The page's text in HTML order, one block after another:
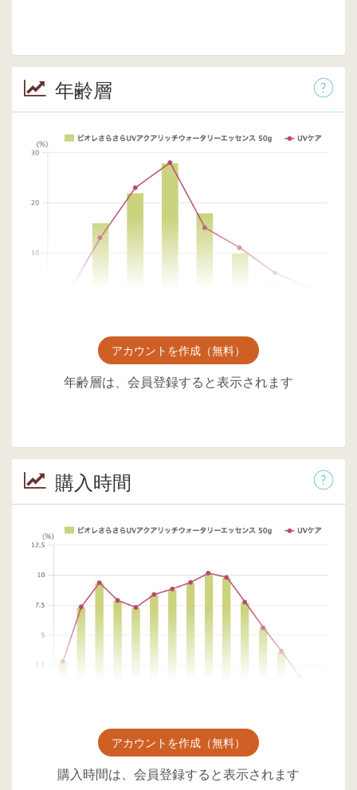
年齢層
アカウントを作成（無料）
年齢層は、会員登録すると表示されます
購入時間
アカウントを作成（無料）
購入時間は、会員登録すると表示されます